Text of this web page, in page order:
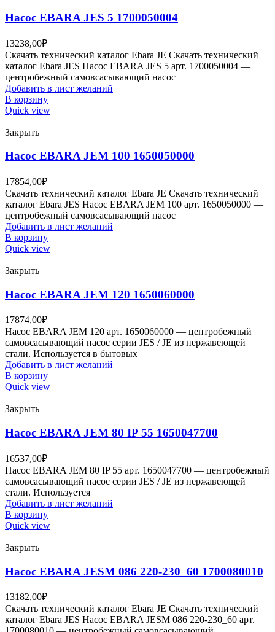
Насос EBARA JES 5 1700050004
13238,00₽
Скачать технический каталог Ebara JE Скачать технический
каталог Ebara JES Насос EBARA JES 5 арт. 1700050004 —
центробежный самовсасывающий насос
Добавить в лист желаний
В корзину
Quick view
Закрыть
Насос EBARA JEM 100 1650050000
17854,00₽
Скачать технический каталог Ebara JE Скачать технический
каталог Ebara JES Насос EBARA JEM 100 арт. 1650050000 —
центробежный самовсасывающий насос
Добавить в лист желаний
В корзину
Quick view
Закрыть
Насос EBARA JEM 120 1650060000
17874,00₽
Насос EBARA JEM 120 арт. 1650060000 — центробежный
самовсасывающий насос серии JES / JE из нержавеющей
стали. Используется в бытовых
Добавить в лист желаний
В корзину
Quick view
Закрыть
Насос EBARA JEM 80 IP 55 1650047700
16537,00₽
Насос EBARA JEM 80 IP 55 арт. 1650047700 — центробежный
самовсасывающий насос серии JES / JE из нержавеющей
стали. Используется
Добавить в лист желаний
В корзину
Quick view
Закрыть
Насос EBARA JESM 086 220-230_60 1700080010
13182,00₽
Скачать технический каталог Ebara JE Скачать технический
каталог Ebara JES Насос EBARA JESM 086 220-230_60 арт.